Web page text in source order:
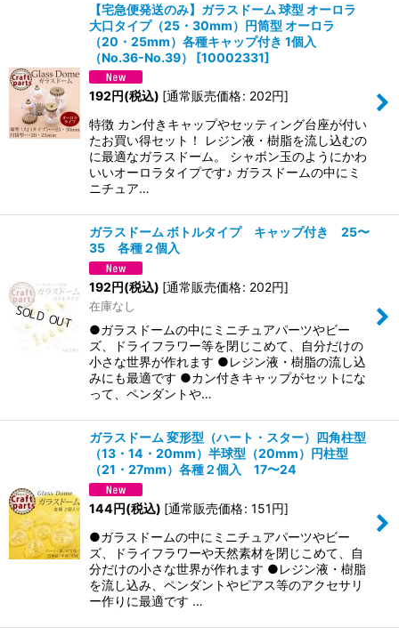
【宅急便発送のみ】ガラスドーム 球型 オーロラ
大口タイプ（25・30mm）円筒型 オーロラ
（20・25mm）各種キャップ付き 1個入
（No.36-No.39） [10002331]
192円(税込) [通常販売価格: 202円]
特徴 カン付きキャップやセッティング台座が付い
たお買い得セット！ レジン液・樹脂を流し込むの
に最適なガラスドーム。 シャボン玉のようにかわ
いいオーロラタイプです♪ ガラスドームの中にミ
ニチュア…
ガラスドーム ボトルタイプ キャップ付き 25〜
35 各種２個入
192円(税込) [通常販売価格: 202円]
在庫なし
●ガラスドームの中にミニチュアパーツやビー
ズ、ドライフラワー等を閉じこめて、自分だけの
小さな世界が作れます ●レジン液・樹脂の流し込
みにも最適です ●カン付きキャップがセットにな
って、ペンダントや…
ガラスドーム 変形型（ハート・スター）四角柱型
（13・14・20mm）半球型（20mm）円柱型
（21・27mm）各種２個入 17〜24
144円(税込) [通常販売価格: 151円]
●ガラスドームの中にミニチュアパーツやビー
ズ、ドライフラワーや天然素材を閉じこめて、自
分だけの小さな世界が作れます ●レジン液・樹脂
を流し込み、ペンダントやピアス等のアクセサリ
ー作りに最適です …